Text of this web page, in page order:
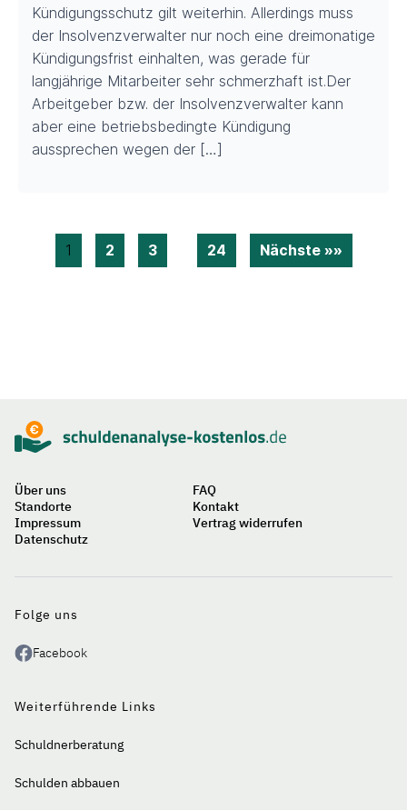
Kündigungsschutz gilt weiterhin. Allerdings muss
der Insolvenzverwalter nur noch eine dreimonatige
Kündigungsfrist einhalten, was gerade für
langjährige Mitarbeiter sehr schmerzhaft ist.Der
Arbeitgeber bzw. der Insolvenzverwalter kann
aber eine betriebsbedingte Kündigung
aussprechen wegen der […]
1 2 3 24 Nächste »»
Über uns
FAQ
Standorte
Kontakt
Impressum
Vertrag widerrufen
Datenschutz
Folge uns
Facebook
Weiterführende Links
Schuldnerberatung
Schulden abbauen